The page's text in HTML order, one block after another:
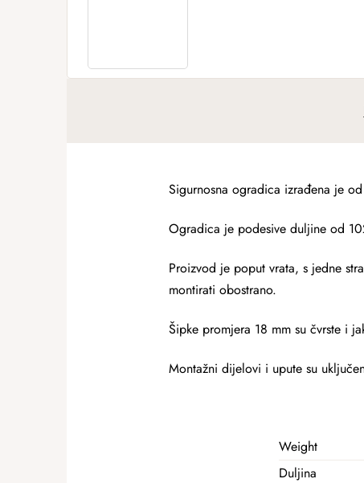
Sigurnosna ogradica izrađena je
Ogradica je podesive duljine od
Proizvod je poput vrata, s jedne
montirati obostrano.
Šipke promjera 18 mm su čvrste i
Montažni dijelovi i upute su
Weight
Duljina